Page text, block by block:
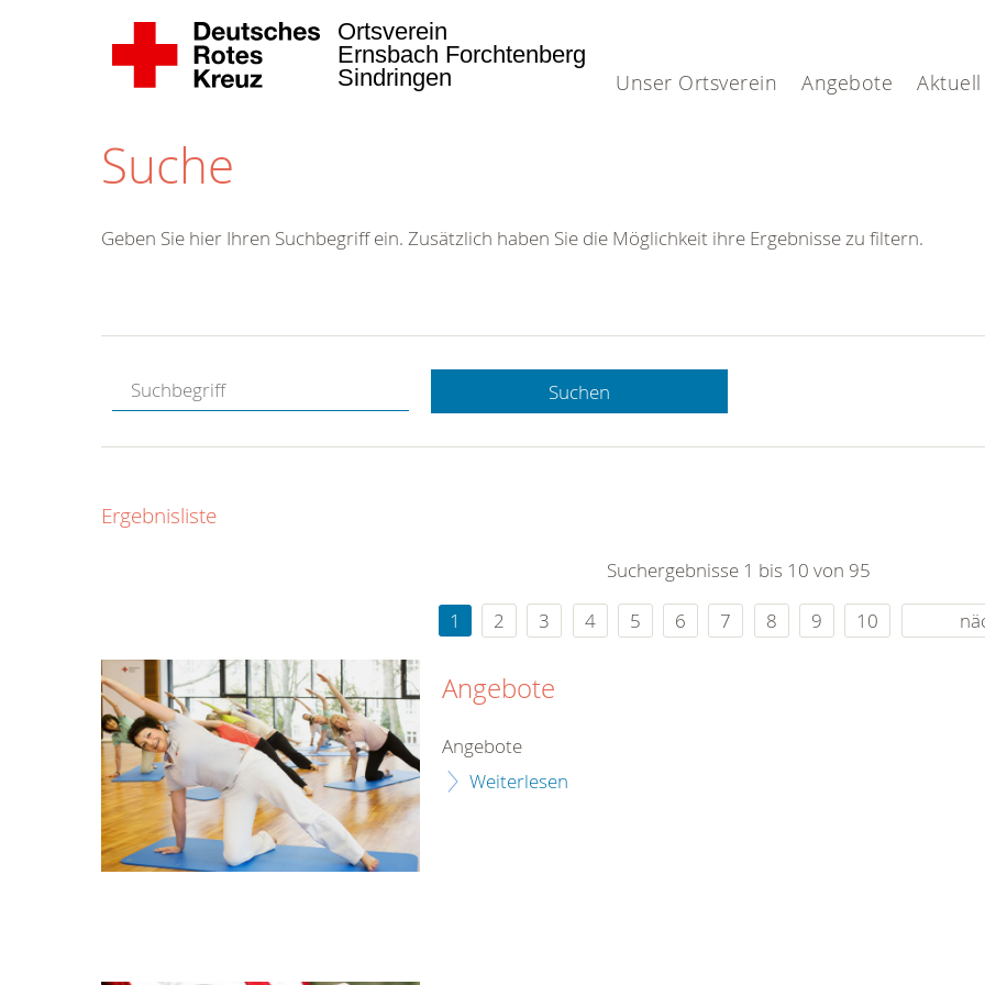
Unser Ortsverein Angebote Aktuell
Ortsverein
Ernsbach Forchtenberg
Sindringen
Suche
Hotline.
gerne.
rund um die Uhr
Geben Sie hier Ihren Suchbegriff ein. Zusätzlich haben Sie die Möglichkeit ihre Ergebnisse zu filtern.
Suchen
Ergebnisliste
Suchergebnisse 1 bis 10 von 95
1
2 3 4 5 6 7 8 9 10
Angebote
Angebote
Weiterlesen